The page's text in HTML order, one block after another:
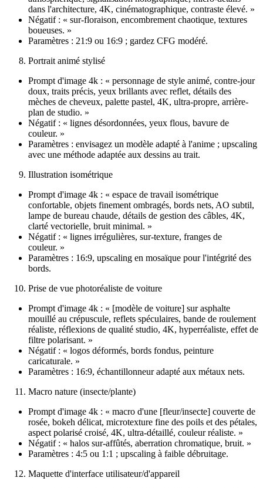
dans l'architecture, 4K, cinématographique, contraste élevé. »
Négatif : « sur-floraison, encombrement chaotique, textures
boueuses. »
Paramètres : 21:9 ou 16:9 ; gardez CFG modéré.
Portrait animé stylisé
Prompt d'image 4k : « personnage de style animé, contre-jour
doux, traits précis, yeux brillants avec reflet, détails des
mèches de cheveux, palette pastel, 4K, ultra-propre, arrière-
plan de studio. »
Négatif : « lignes désordonnées, yeux flous, bavure de
couleur. »
Paramètres : envisagez un modèle adapté à l'anime ; upscaling
avec une méthode adaptée aux dessins au trait.
Illustration isométrique
Prompt d'image 4k : « espace de travail isométrique
confortable, objets finement ombragés, bords nets, AO subtil,
lampe de bureau chaude, détails de gestion des câbles, 4K,
clarté vectorielle, bruit minimal. »
Négatif : « lignes irrégulières, sur-texture, franges de
couleur. »
Paramètres : 16:9, upscaling en mosaïque pour l'intégrité des
bords.
Prise de vue photoréaliste de voiture
Prompt d'image 4k : « [modèle de voiture] sur asphalte
mouillé au crépuscule, reflets spéculaires, bande de roulement
réaliste, réflexions de qualité studio, 4K, hyperréaliste, effet de
filtre polarisant. »
Négatif : « logos déformés, bords fondus, peinture
caricaturale. »
Paramètres : 16:9, échantillonneur adapté aux métaux nets.
Macro nature (insecte/plante)
Prompt d'image 4k : « macro d'une [fleur/insecte] couverte de
rosée, bokeh délicat, microtexture fine des poils et des pétales,
aspect polarisé croisé, 4K, ultra-détaillé, couleur réaliste. »
Négatif : « halos sur-affûtés, aberration chromatique, bruit. »
Paramètres : 4:5 ou 1:1 ; upscaling à faible débruitage.
Maquette d'interface utilisateur/d'appareil